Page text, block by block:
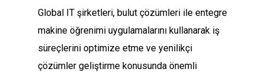
Global IT şirketleri, bulut çözümleri ile entegre
makine öğrenimi uygulamalarını kullanarak iş
süreçlerini optimize etme ve yenilikçi
çözümler geliştirme konusunda önemli